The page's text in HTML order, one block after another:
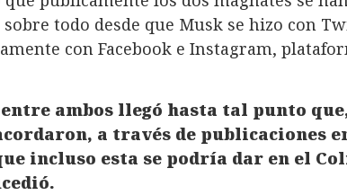
sobre todo desde que Musk se hizo con
con Facebook e Instagram,
ambos llegó hasta tal punto
a través de publicaciones
incluso esta se podría dar en el